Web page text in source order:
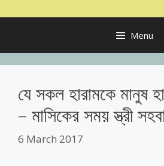
Menu
যে সকল হারামকে মানুষ
– মাসিকের সময় স্ত্রী
6 March 2017